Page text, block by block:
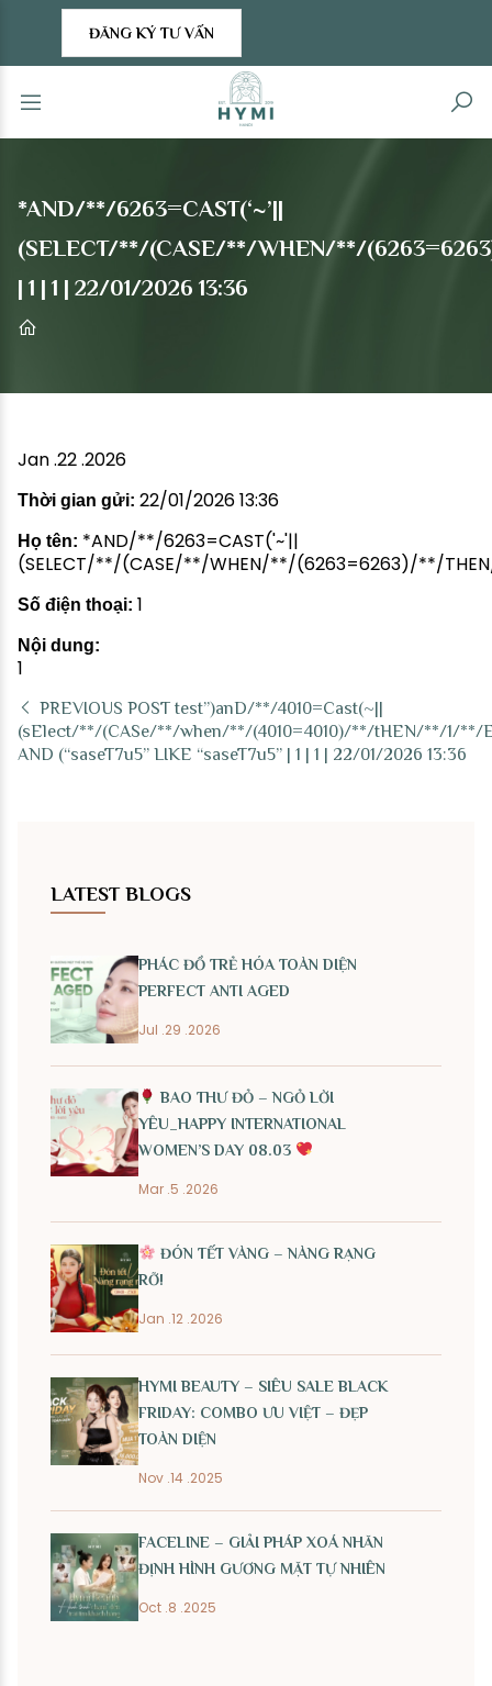
ĐĂNG KÝ TƯ VẤN
*AND/**/6263=CAST(‘~’||
(SELECT/**/(CASE/**/WHEN/**/
| 1 | 1 | 22/01/2026 13:36
Jan .22 .2026
Thời gian gửi: 22/01/2026 13:36
Họ tên: *AND/**/6263=CAST('~'||
(SELECT/**/(CASE/**/WHEN/**/(6263=6263)/**/
Số điện thoại: 1
Nội dung:
1
PREVIOUS POST test”)anD/**/4010=Cast(~||
(sElect/**/(CASe/**/when/**/(4010=4010)/**/tHEN/**/1/
AND (“saseT7u5” LIKE “saseT7u5” | 1 | 1 | 22/01/2026 13:36
LATEST BLOGS
PHÁC ĐỒ TRẺ HÓA TOÀN DIỆN
PERFECT ANTI AGED
Jul .29 .2026
BAO THƯ ĐỎ – NGỎ LỜI
YÊU_HAPPY INTERNATIONAL
WOMEN’S DAY 08.03
Mar .5 .2026
ĐÓN TẾT VÀNG – NÀNG RẠNG
RỠ!
Jan .12 .2026
HYMI BEAUTY – SIÊU SALE BLACK
FRIDAY: COMBO ƯU VIỆT – ĐẸP
TOÀN DIỆN
Nov .14 .2025
FACELINE – GIẢI PHÁP XOÁ NHĂN
ĐỊNH HÌNH GƯƠNG MẶT TỰ NHIÊN
Oct .8 .2025